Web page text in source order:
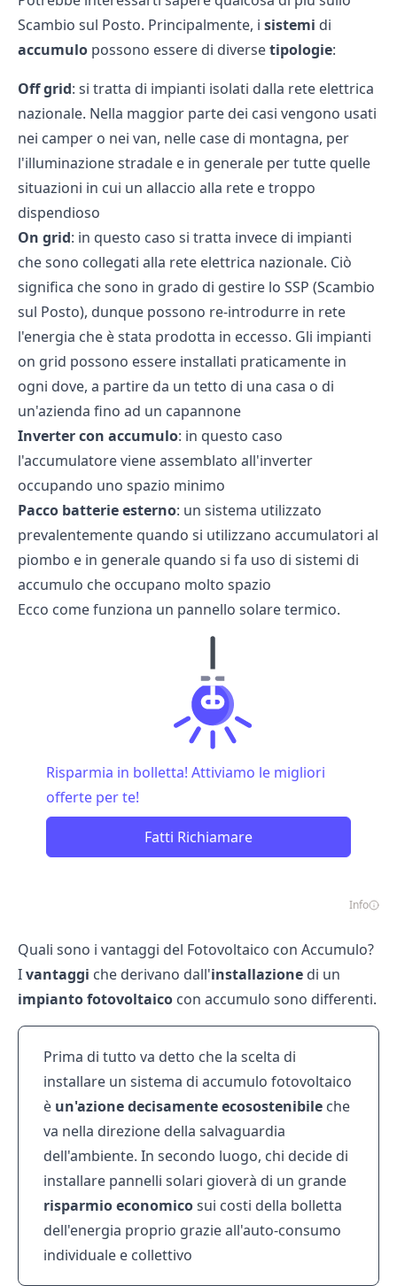
Scambio sul Posto. Principalmente, i sistemi di
accumulo possono essere di diversetipologie:
Offgrid: si tratta di impianti isolati dalla rete elettrica
nazionale. Nella maggior parte dei casi vengono usati
nei camper o nei van, nelle case di montagna, per
l'illuminazione stradale e in generale per tutte quelle
situazioni in cui un allaccio alla rete e troppo
dispendioso
On grid: in questo caso si tratta invece di impianti
che sono collegati alla rete elettrica nazionale. Ciò
significa che sono in grado di gestire lo SSP (Scambio
sul Posto), dunque possono re-introdurre in rete
l'energia che è stata prodotta in eccesso. Gli impianti
on grid possono essere installati praticamente in
ogni dove, a partire da un tetto di una casa o di
un'azienda fino ad un capannone
Invertercon accumulo: in questo caso
l'accumulatore viene assemblato all'inverter
occupando uno spazio minimo
Pacco batterieesterno: un sistema utilizzato
prevalentemente quando si utilizzano accumulatori al
piombo e in generale quando si fa uso di sistemi di
accumulo che occupano molto spazio
Ecco come funziona un pannello solare termico.
Risparmia in bolletta! Attiviamo le migliori
offerte per te!
Fatti Richiamare
Info
Quali sono i vantaggi del Fotovoltaico con Accumulo?
Ivantaggi che derivano dall'installazione di un
impiantofotovoltaico con accumulo sono differenti.
Prima di tutto va detto che la scelta di
installare un sistema di accumulo fotovoltaico
è un'azionedecisamenteecosostenibile che
va nella direzione della salvaguardia
dell'ambiente. In secondo luogo, chi decide di
installare pannelli solari gioverà di un grande
risparmioeconomicosui costi della bolletta
dell'energia proprio grazie all'auto-consumo
individuale e collettivo